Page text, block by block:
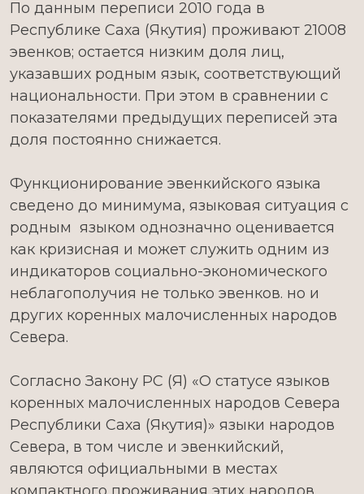
По данным переписи 2010 года в
Республике Саха (Якутия) проживают 21008
эвенков; остается низким доля лиц,
указавших родным язык, соответствующий
национальности. При этом в сравнении с
показателями предыдущих переписей эта
доля постоянно снижается.
Функционирование эвенкийского языка
сведено до минимума, языковая ситуация с
родным языком однозначно оценивается
как кризисная и может служить одним из
индикаторов социально-экономического
неблагополучия не только эвенков. но и
других коренных малочисленных народов
Севера.
Согласно Закону РС (Я) «О статусе языков
коренных малочисленных народов Севера
Республики Саха (Якутия)» языки народов
Севера, в том числе и эвенкийский,
являются официальными в местах